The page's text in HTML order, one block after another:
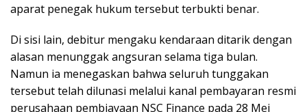
aparat penegak hukum tersebut terbukti benar.
Di sisi lain, debitur mengaku kendaraan ditarik dengan
alasan menunggak angsuran selama tiga bulan.
Namun ia menegaskan bahwa seluruh tunggakan
tersebut telah dilunasi melalui kanal pembayaran resmi
perusahaan pembiayaan NSC Finance pada 28 Mei